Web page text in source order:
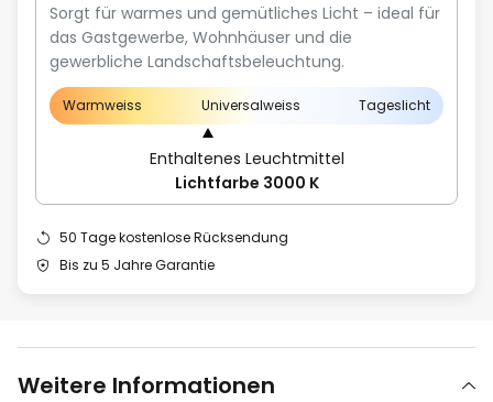
Sorgt für warmes und gemütliches Licht – ideal für
das Gastgewerbe, Wohnhäuser und die
gewerbliche Landschaftsbeleuchtung.
Warmweiss Universalweiss Tageslicht
Enthaltenes Leuchtmittel
Lichtfarbe 3000 K
50 Tage kostenlose Rücksendung
Bis zu 5 Jahre Garantie
Weitere Informationen